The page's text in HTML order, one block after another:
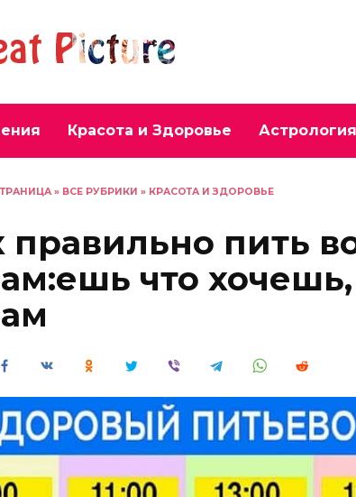
Красота и Здоровье Астрология
» ВСЕ РУБРИКИ » КРАСОТА И ЗДОРОВЬЕ
правильно пить
что